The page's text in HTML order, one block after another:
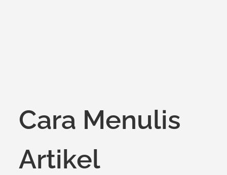
Cara Menulis
Artikel